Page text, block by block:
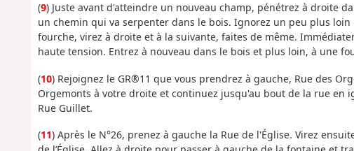
(9) Juste avant d'atteindre un nouveau champ, pénétrez à droite
un chemin qui va serpenter dans le bois. Ignorez un peu plus
fourche, virez à droite et à la suivante, faites de même.
haute tension. Entrez à nouveau dans le bois et plus loin, à une
(10) Rejoignez le GR®11 que vous prendrez à gauche, Rue des
Orgemonts à votre droite et continuez jusqu'au bout de la rue en
Rue Guillet.
(11) Après le N°26, prenez à gauche la Rue de l'Église. Virez